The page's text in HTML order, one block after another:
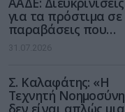
για τα πρόστιμα σε
παραβάσεις που
αφορούν τους ΦΗΜ
31.07.2026
Σ. Καλαφάτης: «Η
Τεχνητή Νοημοσύνη
δεν είναι απλώς μια